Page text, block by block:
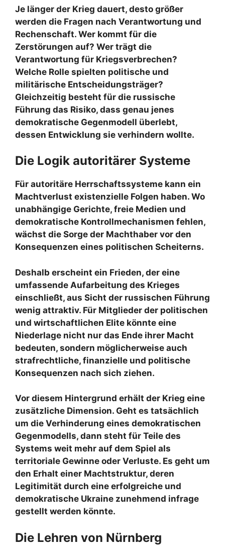
Je länger der Krieg dauert, desto größer
werden die Fragen nach Verantwortung und
Rechenschaft. Wer kommt für die
Zerstörungen auf? Wer trägt die
Verantwortung für Kriegsverbrechen?
Welche Rolle spielten politische und
militärische Entscheidungsträger?
Gleichzeitig besteht für die russische
Führung das Risiko, dass genau jenes
demokratische Gegenmodell überlebt,
dessen Entwicklung sie verhindern wollte.
Die Logik autoritärer Systeme
Für autoritäre Herrschaftssysteme kann ein
Machtverlust existenzielle Folgen haben. Wo
unabhängige Gerichte, freie Medien und
demokratische Kontrollmechanismen fehlen,
wächst die Sorge der Machthaber vor den
Konsequenzen eines politischen Scheiterns.
Deshalb erscheint ein Frieden, der eine
umfassende Aufarbeitung des Krieges
einschließt, aus Sicht der russischen Führung
wenig attraktiv. Für Mitglieder der politischen
und wirtschaftlichen Elite könnte eine
Niederlage nicht nur das Ende ihrer Macht
bedeuten, sondern möglicherweise auch
strafrechtliche, finanzielle und politische
Konsequenzen nach sich ziehen.
Vor diesem Hintergrund erhält der Krieg eine
zusätzliche Dimension. Geht es tatsächlich
um die Verhinderung eines demokratischen
Gegenmodells, dann steht für Teile des
Systems weit mehr auf dem Spiel als
territoriale Gewinne oder Verluste. Es geht um
den Erhalt einer Machtstruktur, deren
Legitimität durch eine erfolgreiche und
demokratische Ukraine zunehmend infrage
gestellt werden könnte.
Die Lehren von Nürnberg